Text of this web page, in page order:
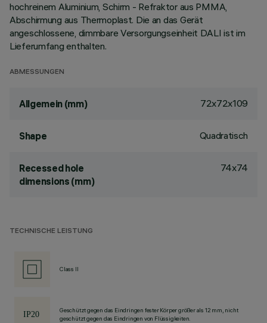
hochreinem Aluminium, Schirm - Refraktor aus PMMA,
Abschirmung aus Thermoplast. Die an das Gerät
angeschlossene, dimmbare Versorgungseinheit DALI ist im
Lieferumfang enthalten.
ABMESSUNGEN
Allgemein (mm) 72x72x109
Shape Quadratisch
Recessed hole
dimensions (mm)
74x74
TECHNISCHE LEISTUNG
Class II
Geschützt gegen das Eindringen fester Körper größer als 12 mm, nicht
geschützt gegen das Eindringen von Flüssigkeiten.